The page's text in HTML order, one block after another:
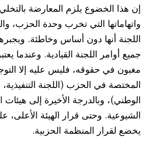
إن هذا الخضوع يلزم المعارضة بالتخلي
واتهاماتها التي تخرب وحدة الحزب،
اللجنة أنها دون أساس وخاطئة.
جميع أوامر اللجنة القيادية. وعندما
مغبون في حقوقه، فليس عليه إلا
المختصة في الحزب (اللجنة
الوطني)، وبالدرجة الأخيرة إلى هيئات
الشيوعية. وحتى قرار الهيئة
يخضع لقرار المنظمة الحزبية.